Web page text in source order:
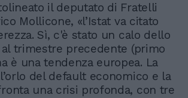
il deputato di Fratelli
Mollicone, «l’Istat va citato
Sì, c'è stato un calo dello
al trimestre precedente (primo
è una tendenza europea. La
del default economico e la
una crisi profonda, con tre